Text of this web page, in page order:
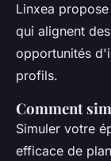
Linxea
qui alignent
opportunités
profils.
Comment
Simuler votre
efficace de